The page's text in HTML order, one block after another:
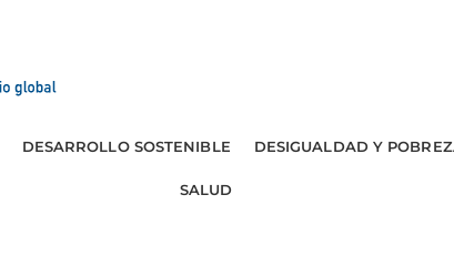
DESARROLLO SOSTENIBLE DESIGUALDAD Y
SALUD